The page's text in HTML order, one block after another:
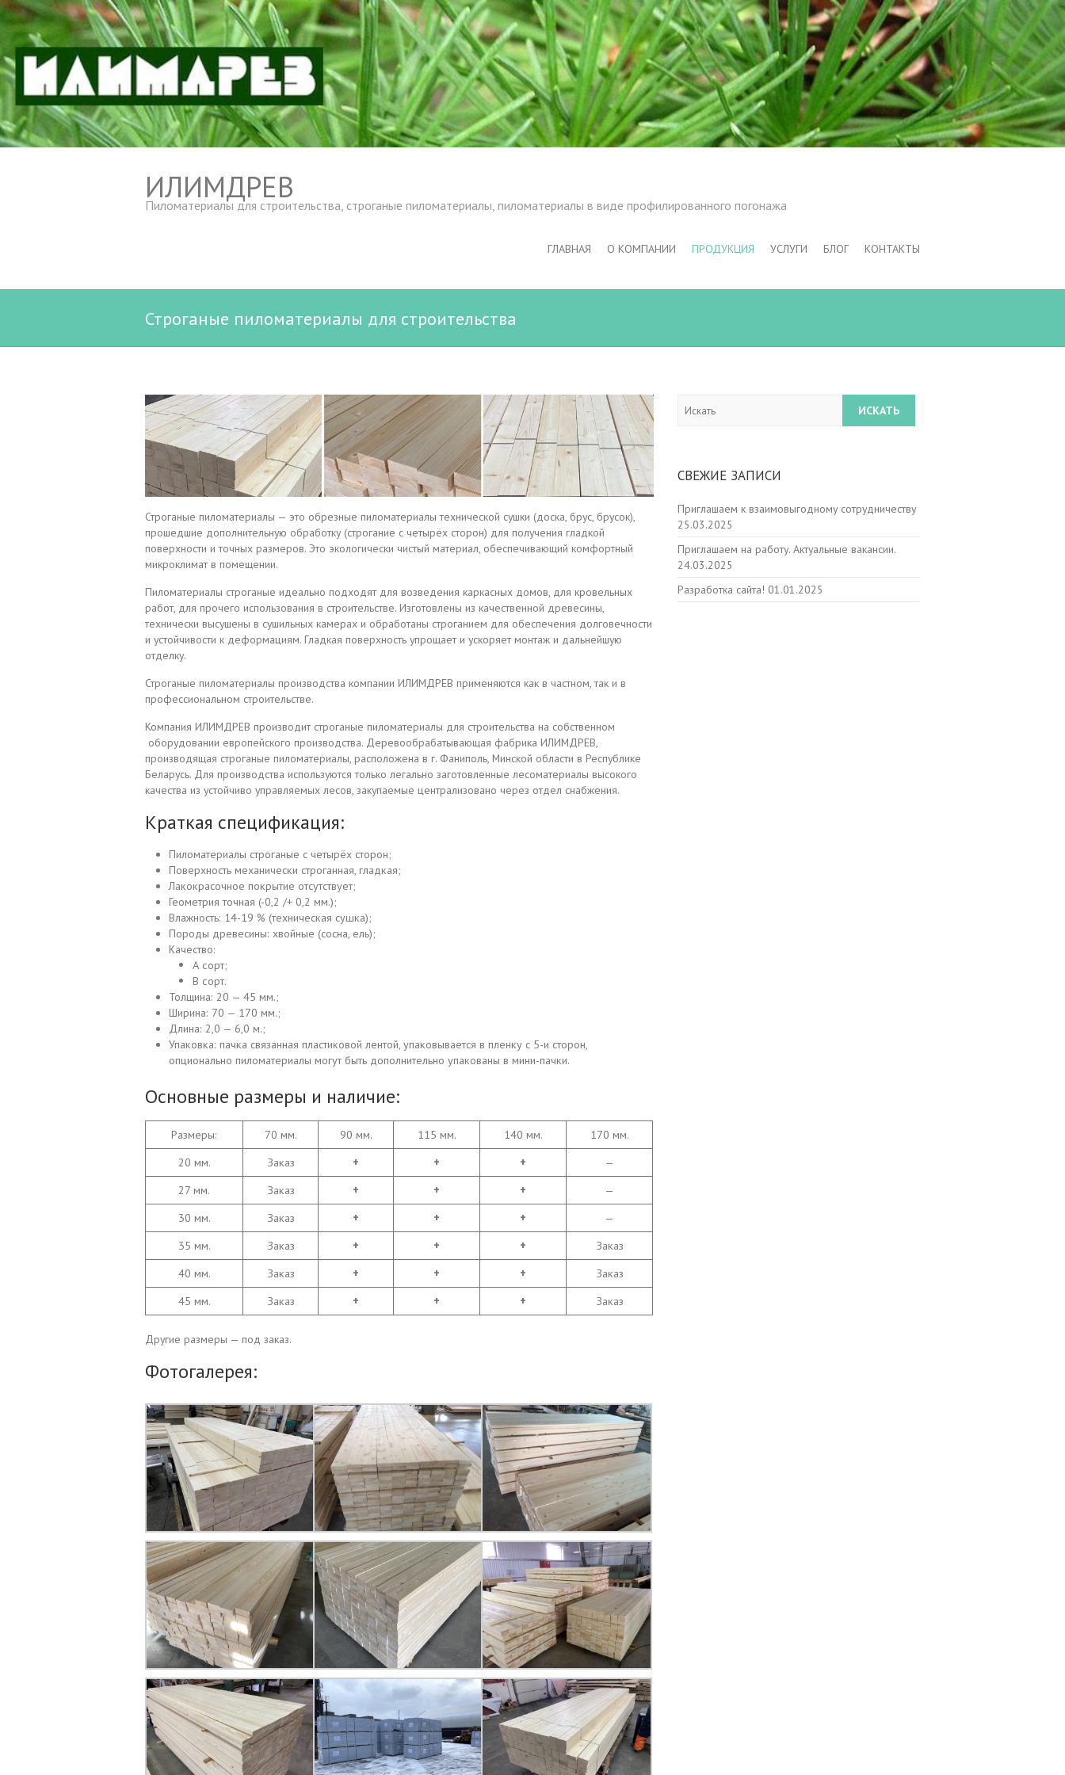
ИЛИМДРЕВ
Пиломатериалы для строительства, строганые пиломатериалы, пиломатериалы в виде профилированного погонажа
ГЛАВНАЯ О КОМПАНИИ ПРОДУКЦИЯ УСЛУГИ БЛОГ КОНТАКТЫ
Строганые пиломатериалы для строительства
Строганые пиломатериалы — это обрезные пиломатериалы технической сушки (доска, брус, брусок),
прошедшие дополнительную обработку (строгание с четырёх сторон) для получения гладкой
поверхности и точных размеров. Это экологически чистый материал, обеспечивающий комфортный
микроклимат в помещении.
Пиломатериалы строганые идеально подходят для возведения каркасных домов, для кровельных
работ, для прочего использования в строительстве. Изготовлены из качественной древесины,
технически высушены в сушильных камерах и обработаны строганием для обеспечения долговечности
и устойчивости к деформациям. Гладкая поверхность упрощает и ускоряет монтаж и дальнейшую
отделку.
Строганые пиломатериалы производства компании ИЛИМДРЕВ применяются как в частном, так и в
профессиональном строительстве.
Компания ИЛИМДРЕВ производит строганые пиломатериалы для строительства на собственном
оборудовании европейского производства. Деревообрабатывающая фабрика ИЛИМДРЕВ,
производящая строганые пиломатериалы, расположена в г. Фаниполь, Минской области в Республике
Беларусь. Для производства используются только легально заготовленные лесоматериалы высокого
качества из устойчиво управляемых лесов, закупаемые централизовано через отдел снабжения.
Краткая спецификация:
Пиломатериалы строганые с четырёх сторон;
Поверхность механически строганная, гладкая;
Лакокрасочное покрытие отсутствует;
Геометрия точная (-0,2 /+ 0,2 мм.);
Влажность: 14-19 % (техническая сушка);
Породы древесины: хвойные (сосна, ель);
Качество:
А сорт;
В сорт.
Толщина: 20 — 45 мм.;
Ширина: 70 — 170 мм.;
Длина: 2,0 — 6,0 м.;
Упаковка: пачка связанная пластиковой лентой, упаковывается в пленку с 5-и сторон,
опционально пиломатериалы могут быть дополнительно упакованы в мини-пачки.
Основные размеры и наличие:
Размеры: 70 мм. 90 мм. 115 мм. 140 мм.
170 мм.
20 мм.
Заказ + + +
—
27 мм.
Заказ + + +
—
30 мм.
Заказ + + +
—
35 мм.
Заказ + + +
Заказ
40 мм.
Заказ + + +
Заказ
45 мм.
Заказ + + + Заказ
Другие размеры — под заказ.
Фотогалерея:
СВЕЖИЕ ЗАПИСИ
Приглашаем к взаимовыгодному сотрудничеству
25.03.2025
Приглашаем на работу. Актуальные вакансии.
24.03.2025
Разработка сайта! 01.01.2025